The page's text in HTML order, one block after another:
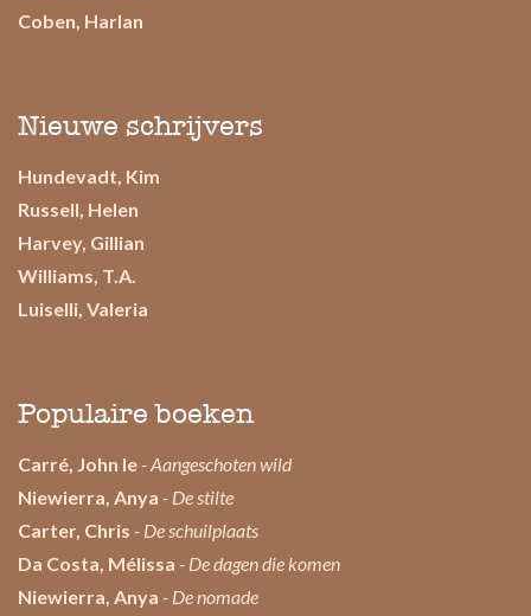
Coben, Harlan
Nieuwe schrijvers
Hundevadt, Kim
Russell, Helen
Harvey, Gillian
Williams, T.A.
Luiselli, Valeria
Populaire boeken
Carré, John le - Aangeschoten wild
Niewierra, Anya - De stilte
Carter, Chris - De schuilplaats
Da Costa, Mélissa - De dagen die komen
Niewierra, Anya - De nomade